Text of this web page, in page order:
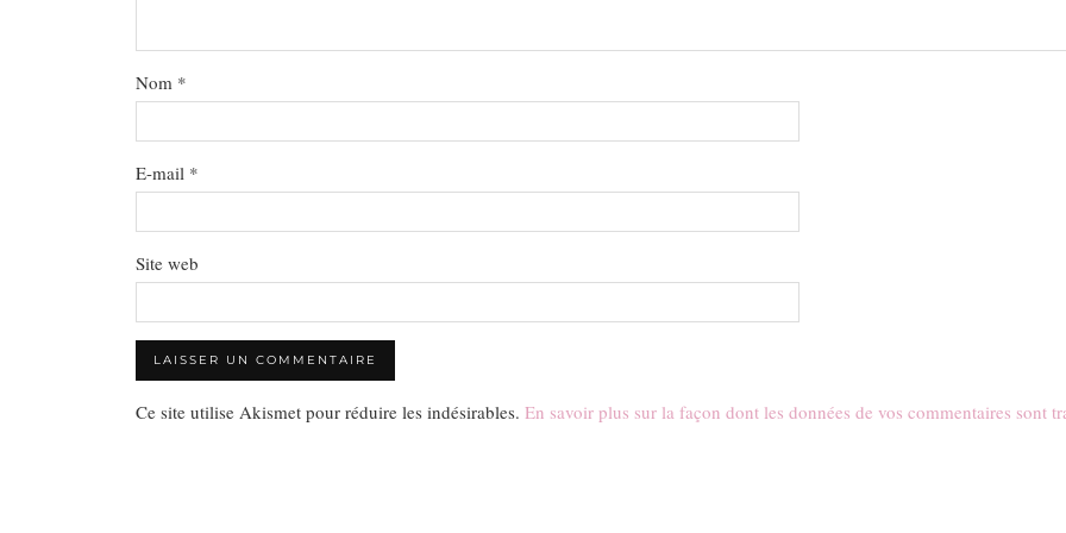
Nom *
E-mail *
Site web
Ce site utilise Akismet pour réduire les indésirables. En savoir plus sur la façon dont les données de vos commentaires sont